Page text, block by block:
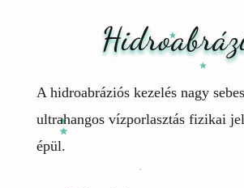
A hidroabráziós kezelés nagy
ultrahangos vízporlasztás fizikai
épül.